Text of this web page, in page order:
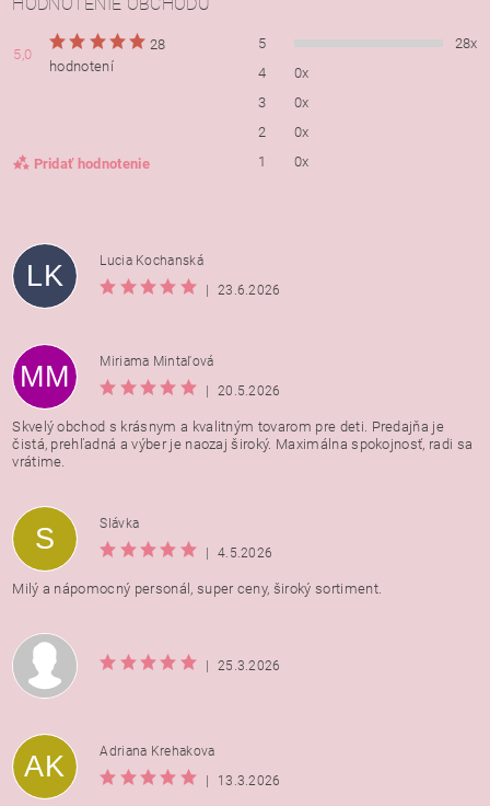
5,0
28
hodnotení
Pridať hodnotenie
5
28x
4
0x
3
0x
2
0x
1
0x
Vložením hodnotenie súhlasíte s
osobných údajov
LK
Lucia Kochanská
|
23.6.2026
MM
Miriama Mintaľová
|
20.5.2026
Skvelý obchod s krásnym a kvalitným tovarom pre deti. Predajňa je
čistá, prehľadná a výber je naozaj široký. Maximálna spokojnosť, radi sa
vrátime.
S
Slávka
|
4.5.2026
Milý a nápomocný personál, super ceny, široký sortiment.
| 25.3.2026
AK
Adriana Krehakova
|
13.3.2026